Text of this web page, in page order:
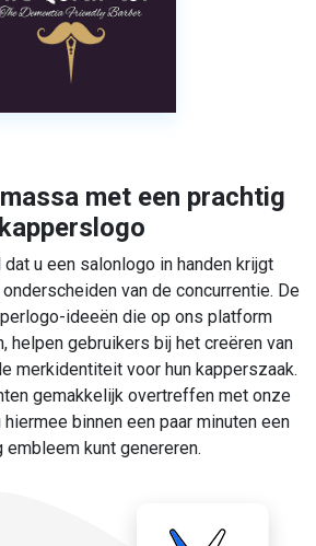
met een prachtig
kapperslogo
u een salonlogo in handen krijgt
van de concurrentie. De
ideeën die op ons platform
helpen gebruikers bij het creëren van
merkidentiteit voor hun kapperszaak.
gemakkelijk overtreffen met onze
hiermee binnen een paar minuten een
embleem kunt genereren.